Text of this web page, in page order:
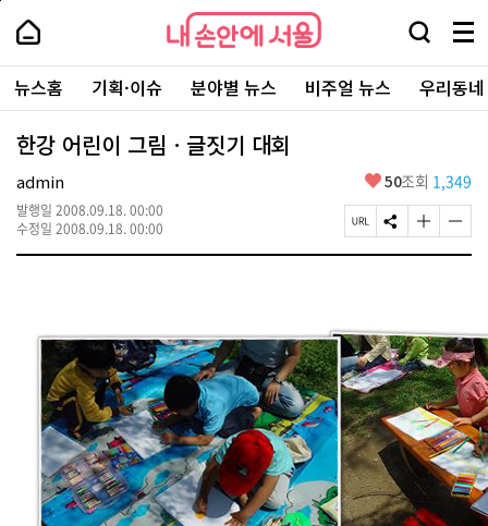
본
로
가
내
손
안
에
서
울
-
서
울
시
대
표
소
내
손
에
울
검
창
열
기
메
뉴
전
체
보
주
요
서
뉴스홈 기획·이슈 분야별 뉴스 비주얼 뉴스 우리동
한강 어린이 그림ㆍ글짓기 대회
admin
발행일 2008.09.18. 00:00
수정일 2008.09.18. 00:00
좋
요
50조회 1,349
페
이
복
사
S
N
기
글
자
변
경
하
기
글
자
변
경
하
기
페
상
단
로